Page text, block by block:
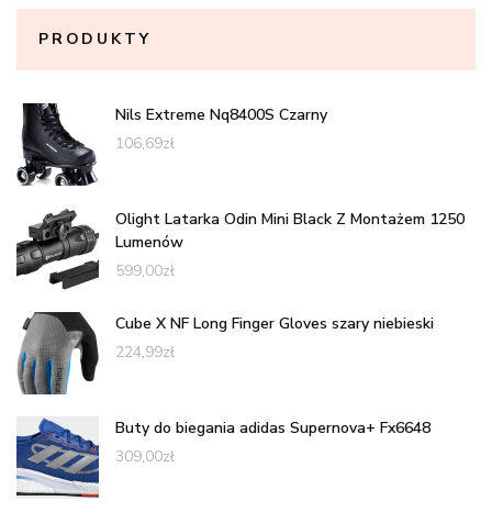
PRODUKTY
Nils Extreme Nq8400S Czarny
106,69zł
Olight Latarka Odin Mini Black Z Montażem 1250
Lumenów
599,00zł
Cube X NF Long Finger Gloves szary niebieski
224,99zł
Buty do biegania adidas Supernova+ Fx6648
309,00zł